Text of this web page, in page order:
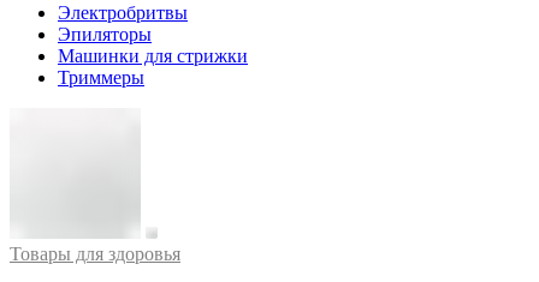
Электробритвы
Эпиляторы
Машинки для стрижки
Триммеры
Товары для здоровья